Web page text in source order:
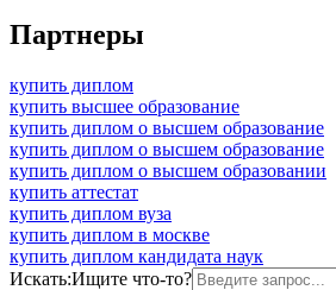
Партнеры
купить диплом
купить высшее образование
купить диплом о высшем образование
купить диплом о высшем образование
купить диплом о высшем образовании
купить аттестат
купить диплом вуза
купить диплом в москве
купить диплом кандидата наук
Искать:Ищите что-то?